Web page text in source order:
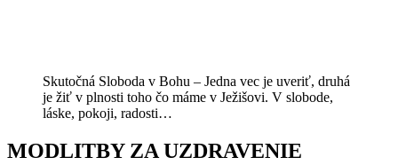
Skutočná Sloboda v Bohu – Jedna vec je uveriť, druhá
je žiť v plnosti toho čo máme v Ježišovi. V slobode,
láske, pokoji, radosti…
MODLITBY ZA UZDRAVENIE